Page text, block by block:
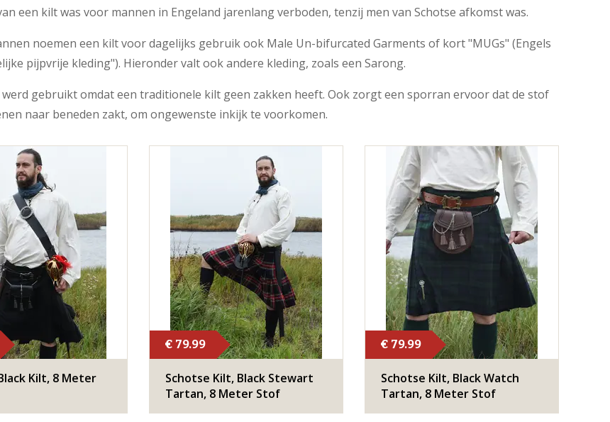
een kilt was voor mannen in Engeland jarenlang verboden, tenzij men van Schotse afkomst was.
noemen een kilt voor dagelijks gebruik ook Male Un-bifurcated Garments of kort "MUGs" (Engels
pijpvrije kleding"). Hieronder valt ook andere kleding, zoals een Sarong.
gebruikt omdat een traditionele kilt geen zakken heeft. Ook zorgt een sporran ervoor dat de stof
naar beneden zakt, om ongewenste inkijk te voorkomen.
Kilt, 8 Meter
€ 79.99
Schotse Kilt, Black Stewart
Tartan, 8 Meter Stof
€ 79.99
Schotse Kilt, Black Watch
Tartan, 8 Meter Stof